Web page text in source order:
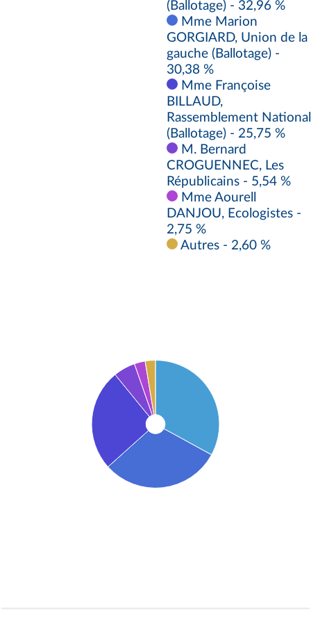
(Ballotage) - 32,96 %
Mme Marion
GORGIARD, Union de la
gauche (Ballotage) -
30,38 %
Mme Françoise
BILLAUD,
Rassemblement National
(Ballotage) - 25,75 %
M. Bernard
CROGUENNEC, Les
Républicains - 5,54 %
Mme Aourell
DANJOU, Ecologistes -
2,75 %
Autres - 2,60 %